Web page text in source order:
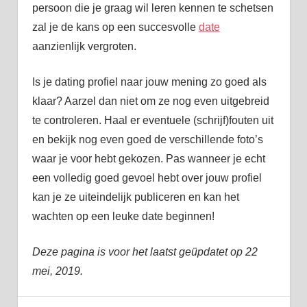
persoon die je graag wil leren kennen te schetsen
zal je de kans op een succesvolle date
aanzienlijk vergroten.
Is je dating profiel naar jouw mening zo goed als
klaar? Aarzel dan niet om ze nog even uitgebreid
te controleren. Haal er eventuele (schrijf)fouten uit
en bekijk nog even goed de verschillende foto’s
waar je voor hebt gekozen. Pas wanneer je echt
een volledig goed gevoel hebt over jouw profiel
kan je ze uiteindelijk publiceren en kan het
wachten op een leuke date beginnen!
Deze pagina is voor het laatst geüpdatet op 22
mei, 2019.